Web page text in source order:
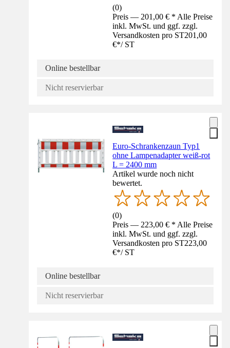
(0)
Preis — 201,00 € * Alle Preise
inkl. MwSt. und ggf. zzgl.
Versandkosten pro ST201,00
€*/ ST
Online bestellbar
Nicht reservierbar
Euro-Schrankenzaun Typ1
ohne Lampenadapter weiß-rot
L = 2400 mm
Artikel wurde noch nicht
bewertet.
(0)
Preis — 223,00 € * Alle Preise
inkl. MwSt. und ggf. zzgl.
Versandkosten pro ST223,00
€*/ ST
Online bestellbar
Nicht reservierbar